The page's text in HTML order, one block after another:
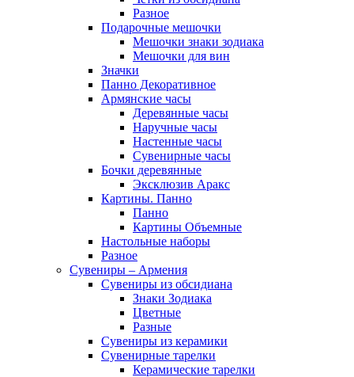
Разное
Подарочные мешочки
Мешочки знаки зодиака
Мешочки для вин
Значки
Панно Декоративное
Армянские часы
Деревянные часы
Наручные часы
Настенные часы
Сувенирные часы
Бочки деревянные
Эксклюзив Аракс
Картины. Панно
Панно
Картины Объемные
Настольные наборы
Разное
Сувениры – Армения
Сувениры из обсидиана
Знаки Зодиака
Цветные
Разные
Сувениры из керамики
Сувенирные тарелки
Керамические тарелки